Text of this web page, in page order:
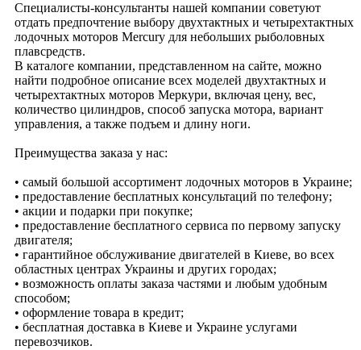
Специалисты-консультанты нашей компании советуют
отдать предпочтение выбору двухтактных и четырехтактных
лодочных моторов Mercury для небольших рыболовных
плавсредств.
В каталоге компании, представленном на сайте, можно
найти подробное описание всех моделей двухтактных и
четырехтактных моторов Меркури, включая цену, вес,
количество цилиндров, способ запуска мотора, вариант
управления, а также подъем и длину ноги.
Преимущества заказа у нас:
• самый большой ассортимент лодочных моторов в Украине;
• предоставление бесплатных консультаций по телефону;
• акции и подарки при покупке;
• предоставление бесплатного сервиса по первому запуску
двигателя;
• гарантийное обслуживание двигателей в Киеве, во всех
областных центрах Украины и других городах;
• возможность оплаты заказа частями и любым удобным
способом;
• оформление товара в кредит;
• бесплатная доставка в Киеве и Украине услугами
перевозчиков.